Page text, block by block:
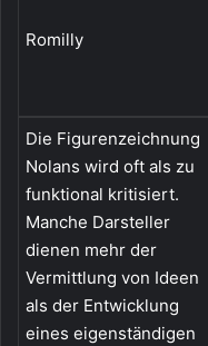
Romilly
Die Figurenzeichnung
Nolans wird oft als zu
funktional kritisiert.
Manche Darsteller
dienen mehr der
Vermittlung von Ideen
als der Entwicklung
eines eigenständigen